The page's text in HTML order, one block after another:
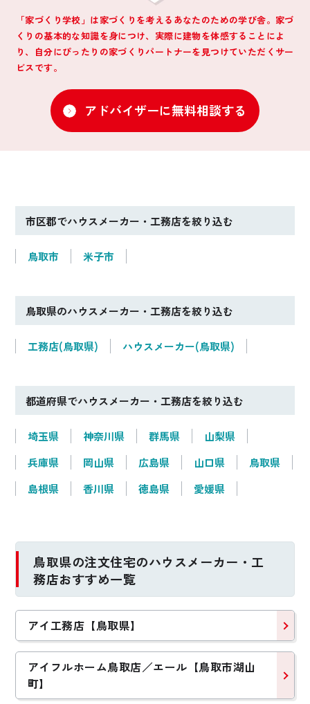
「家づくり学校」は家づくりを考えるあなたのための学び舎。家づ
くりの基本的な知識を身につけ、 実際に建物を体感することによ
り、自分にぴったりの家づくりパートナーを見つけていただくサー
ビスです。
アドバイザーに無料相談する
市区郡でハウスメーカー・工務店を絞り込む
鳥取市 米子市
鳥取県のハウスメーカー・工務店を絞り込む
工務店(鳥取県) ハウスメーカー(鳥取県)
都道府県でハウスメーカー・工務店を絞り込む
埼玉県 神奈川県 群馬県
山梨県
兵庫県
岡山県 広島県 山口県
鳥取県
島根県
香川県 徳島県 愛媛県
鳥取県の注文住宅のハウスメーカー・工
務店おすすめ一覧
アイ工務店【鳥取県】
アイフルホーム鳥取店／エール【鳥取市湖山
町】